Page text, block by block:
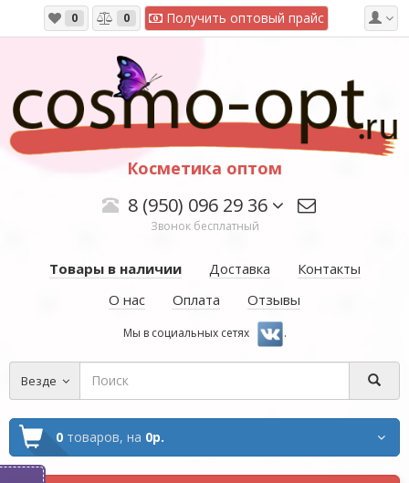
0 0 Получить оптовый прайс
Косметика оптом
8 (950) 096 29 36
Звонок бесплатный
Товары в наличии Доставка
Контакты
О нас
Оплата Отзывы
Мы в социальных сетях .
Везде
0 товаров, на 0р.